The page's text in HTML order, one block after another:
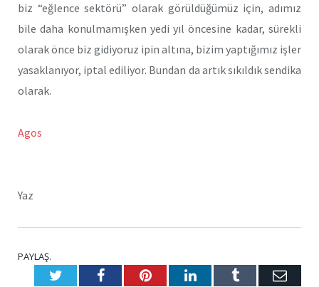
biz “eğlence sektörü” olarak görüldüğümüz için, adımız
bile daha konulmamışken yedi yıl öncesine kadar, sürekli
olarak önce biz gidiyoruz ipin altına, bizim yaptığımız işler
yasaklanıyor, iptal ediliyor. Bundan da artık sıkıldık sendika
olarak.
Agos
Yaz
PAYLAŞ.
TwitterFacebookPinterestLinkedInTumblr E-